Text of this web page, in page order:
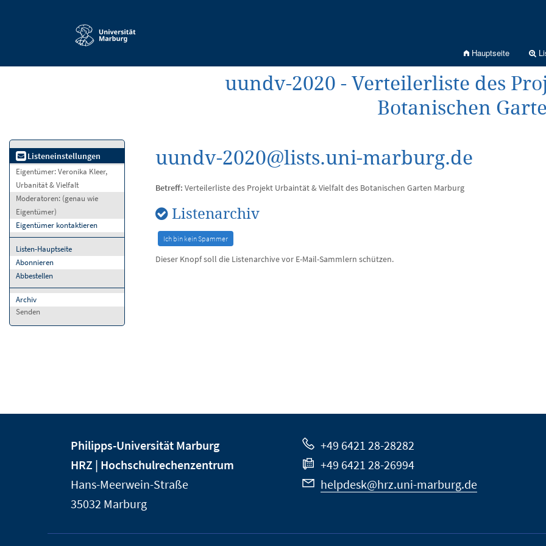
Hauptseite
uundv-2020 - Verteilerliste des
Botanischen
Listeneinstellungen
Eigentümer:Veronika Kleer,
Urbanität & Vielfalt
Moderatoren: (genau wie
Eigentümer)
Eigentümer kontaktieren
Listen-Hauptseite
Abonnieren
Abbestellen
Archiv
Senden
uundv-2020@lists.uni-marburg.de
Betreff: Verteilerliste des Projekt Urbaintät & Vielfalt des Botanischen Garten Marburg
Listenarchiv
Dieser Knopf soll die Listenarchive vor E-Mail-Sammlern schützen.
Informationen
der
Universität
Marburg
Philipps-Universität Marburg
HRZ | Hochschulrechenzentrum
Hans-Meerwein-Straße
35032 Marburg
+49 6421 28-28282
+49 6421 28-26994
helpdesk@hrz.uni-marburg.de